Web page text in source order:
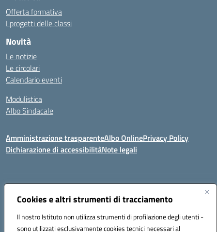
Cookies e altri strumenti di tracciamento
Il nostro Istituto non utilizza strumenti di profilazione degli utenti -
sono utilizzati esclusivamente cookies tecnici necessari al
Offerta formativa
I progetti delle classi
Novità
Le notizie
Le circolari
Calendario eventi
Modulistica
Albo Sindacale
Amministrazione trasparenteAlbo OnlinePrivacy Policy
Dichiarazione di accessibilitàNote legali
Indirizzo:
Centralino:0994722507 Email:TAIC873006@istruzione.it
Codice fiscale: 90279480736